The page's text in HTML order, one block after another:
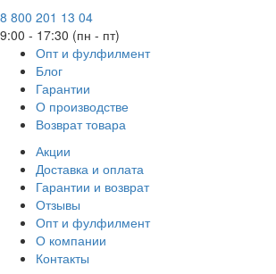
8 800 201 13 04
9:00 - 17:30 (пн - пт)
Опт и фулфилмент
Блог
Гарантии
О производстве
Возврат товара
Акции
Доставка и оплата
Гарантии и возврат
Отзывы
Опт и фулфилмент
О компании
Контакты